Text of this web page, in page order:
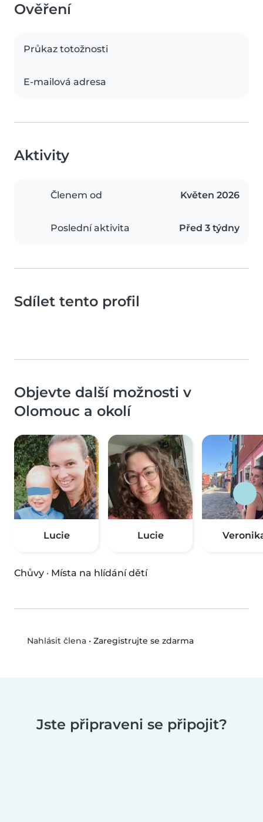
Ověření
Průkaz totožnosti
E-mailová adresa
Aktivity
Členem od Květen 2026
Poslední aktivita Před 3 týdny
Sdílet tento profil
Objevte další možnosti v
Olomouc a okolí
Lucie Lucie
Chůvy · Místa na hlídání dětí
Nahlásit člena• Zaregistrujte se zdarma
Jste připraveni se připojit?